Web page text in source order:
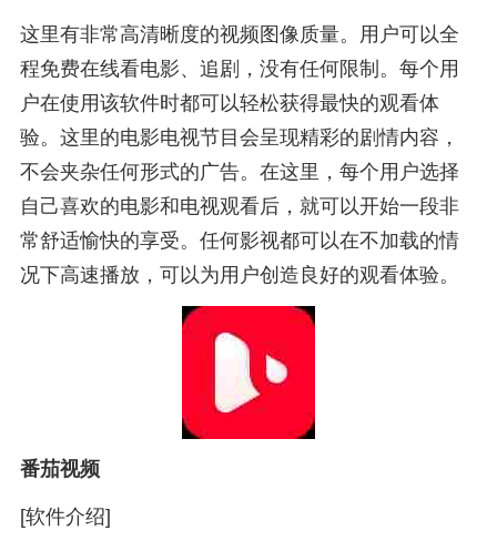
这里有非常高清晰度的视频图像质量。用户可以全
程免费在线看电影、追剧，没有任何限制。每个用
户在使用该软件时都可以轻松获得最快的观看体
验。这里的电影电视节目会呈现精彩的剧情内容，
不会夹杂任何形式的广告。在这里，每个用户选择
自己喜欢的电影和电视观看后，就可以开始一段非
常舒适愉快的享受。任何影视都可以在不加载的情
况下高速播放，可以为用户创造良好的观看体验。
番茄视频
[软件介绍]